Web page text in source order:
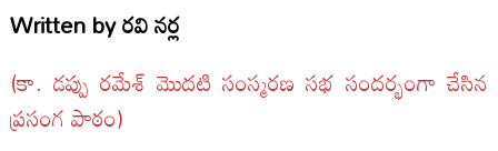
Written byరవి నర్ల
(కా. డప్పు రమేశ్ మొదటి సంస్మరణ సభ సందర్భంగా చేసిన
ప్రసంగ పాఠం)